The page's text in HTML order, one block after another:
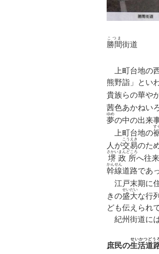
勝間
こつま
街道
上町台地の
熊野詣」とい
貴族らの華や
茜色あかねい
夢
ゆめ
の中の出来
上町台地の
す
人が交易
こうえき
のた
堺政所
さかいまんどころ
へ往
幹線
かんせん
道路であ
江戸末期に
きの盛大
せいだい
な行
ども伝えられ
紀州街道に
庶民の生活道
せいかつどう